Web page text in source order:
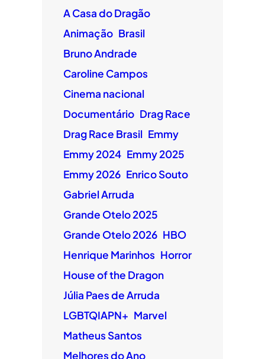
A Casa do Dragão
Animação Brasil
Bruno Andrade
Caroline Campos
Cinema nacional
Documentário Drag Race
Drag Race Brasil Emmy
Emmy 2024 Emmy 2025
Emmy 2026 Enrico Souto
Gabriel Arruda
Grande Otelo 2025
Grande Otelo 2026 HBO
Henrique Marinhos Horror
House of the Dragon
Júlia Paes de Arruda
LGBTQIAPN+ Marvel
Matheus Santos
Melhores do Ano